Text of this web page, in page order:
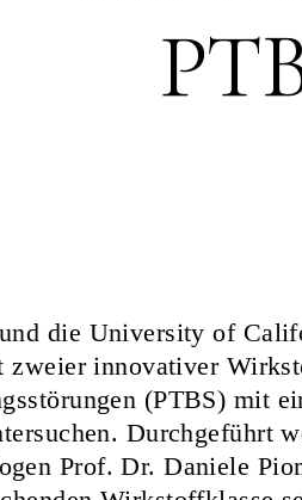
die University of
innovativer
(PTBS) mit
Durchgeführt
Prof. Dr. Daniele